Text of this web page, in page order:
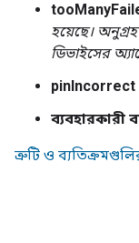
হয়েছে।
ডিভাইসের
pinIncorrect
ব্যবহারকারী
ত্রুটি ও